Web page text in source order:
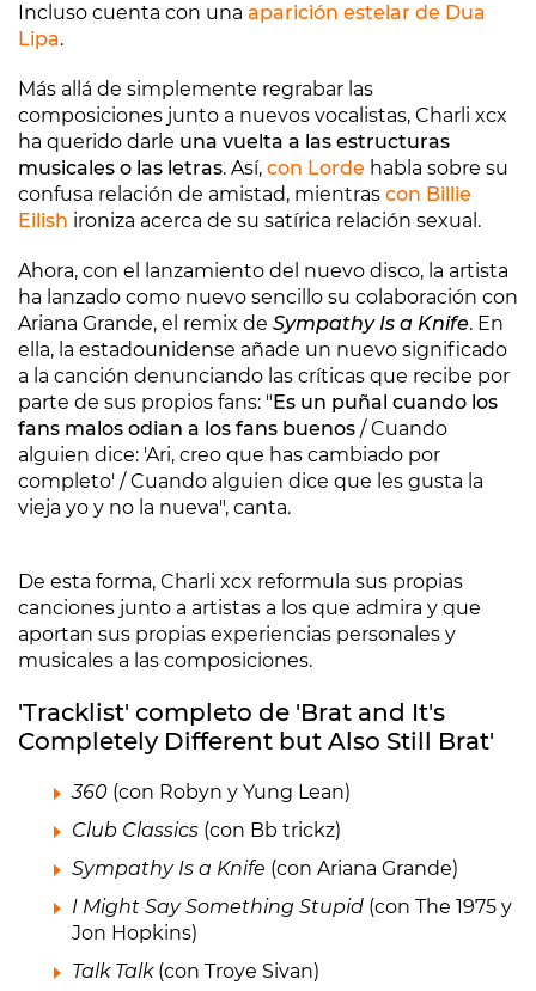
Incluso cuenta con una aparición estelar de Dua
Lipa.
Más allá de simplemente regrabar las
composiciones junto a nuevos vocalistas, Charli xcx
ha querido darle una vuelta a las estructuras
musicales o las letras. Así, con Lorde habla sobre su
confusa relación de amistad, mientras con Billie
Eilish ironiza acerca de su satírica relación sexual.
Ahora, con el lanzamiento del nuevo disco, la artista
ha lanzado como nuevo sencillo su colaboración con
Ariana Grande, el remix de Sympathy Is a Knife. En
ella, la estadounidense añade un nuevo significado
a la canción denunciando las críticas que recibe por
parte de sus propios fans: "Es un puñal cuando los
fans malos odian a los fans buenos / Cuando
alguien dice: 'Ari, creo que has cambiado por
completo' / Cuando alguien dice que les gusta la
vieja yo y no la nueva", canta.
De esta forma, Charli xcx reformula sus propias
canciones junto a artistas a los que admira y que
aportan sus propias experiencias personales y
musicales a las composiciones.
'Tracklist' completo de 'Brat and It's
Completely Different but Also Still Brat'
360 (con Robyn y Yung Lean)
Club Classics (con Bb trickz)
Sympathy Is a Knife (con Ariana Grande)
I Might Say Something Stupid (con The 1975 y
Jon Hopkins)
Talk Talk(con Troye Sivan)